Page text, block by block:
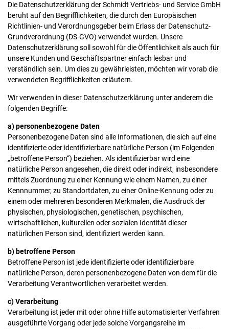
Die Datenschutzerklärung der Schmidt Vertriebs- und Service GmbH
beruht auf den Begrifflichkeiten, die durch den Europäischen
Richtlinien- und Verordnungsgeber beim Erlass der Datenschutz-
Grundverordnung (DS-GVO) verwendet wurden. Unsere
Datenschutzerklärung soll sowohl für die Öffentlichkeit als auch für
unsere Kunden und Geschäftspartner einfach lesbar und
verständlich sein. Um dies zu gewährleisten, möchten wir vorab die
verwendeten Begrifflichkeiten erläutern.
Wir verwenden in dieser Datenschutzerklärung unter anderem die
folgenden Begriffe:
a) personenbezogene Daten
Personenbezogene Daten sind alle Informationen, die sich auf eine
identifizierte oder identifizierbare natürliche Person (im Folgenden
„betroffene Person“) beziehen. Als identifizierbar wird eine
natürliche Person angesehen, die direkt oder indirekt, insbesondere
mittels Zuordnung zu einer Kennung wie einem Namen, zu einer
Kennnummer, zu Standortdaten, zu einer Online-Kennung oder zu
einem oder mehreren besonderen Merkmalen, die Ausdruck der
physischen, physiologischen, genetischen, psychischen,
wirtschaftlichen, kulturellen oder sozialen Identität dieser
natürlichen Person sind, identifiziert werden kann.
b) betroffene Person
Betroffene Person ist jede identifizierte oder identifizierbare
natürliche Person, deren personenbezogene Daten von dem für die
Verarbeitung Verantwortlichen verarbeitet werden.
c) Verarbeitung
Verarbeitung ist jeder mit oder ohne Hilfe automatisierter Verfahren
ausgeführte Vorgang oder jede solche Vorgangsreihe im